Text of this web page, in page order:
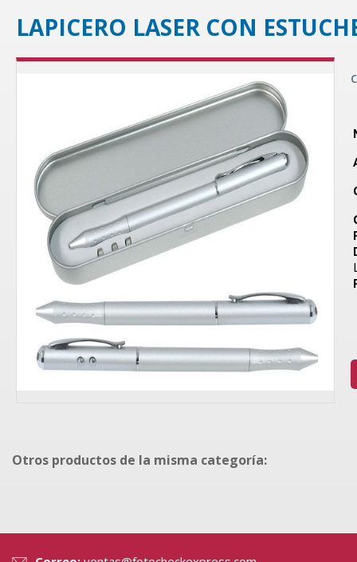
LAPICERO LASER CON
Otros productos de la misma categoría: